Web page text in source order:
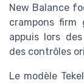
New Balance
crampons firm
appuis lors
des contrôles
Le modèle